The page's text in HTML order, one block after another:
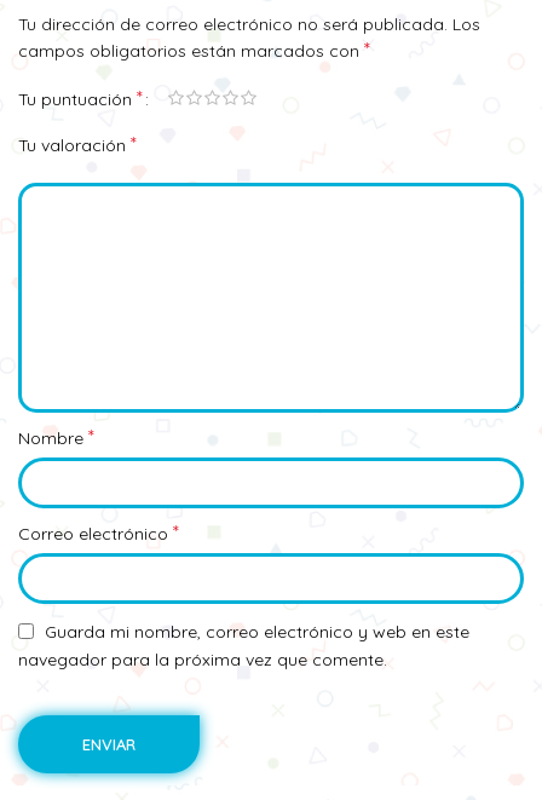
Tu dirección de correo electrónico no será publicada. Los
campos obligatorios están marcados con *
Tu puntuación *
Tu valoración *
Nombre *
Correo electrónico *
Guarda mi nombre, correo electrónico y web en este
navegador para la próxima vez que comente.